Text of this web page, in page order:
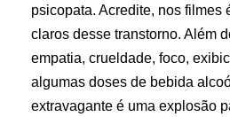
psicopata. Acredite, nos filmes
claros desse transtorno. Além
empatia, crueldade, foco,
algumas doses de bebida
extravagante é uma explosão